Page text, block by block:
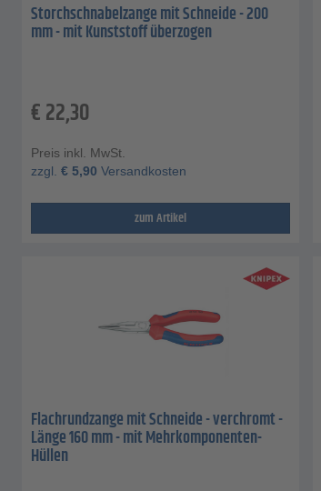
Storchschnabelzange mit Schneide - 200
mm - mit Kunststoff überzogen
€22,30
Preis inkl. MwSt.
zzgl. € 5,90 Versandkosten
zum Artikel
Flachrundzange mit Schneide - verchromt -
Länge 160 mm - mit Mehrkomponenten-
Hüllen